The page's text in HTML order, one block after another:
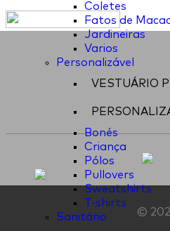
Coletes
Fatos de
Jardineiras
Varios
Personalizável
VESTUÁRIO
Bonés
Criança
Pólos
Pullovers
Sweatshirts
T-shirts
Sanitário
©